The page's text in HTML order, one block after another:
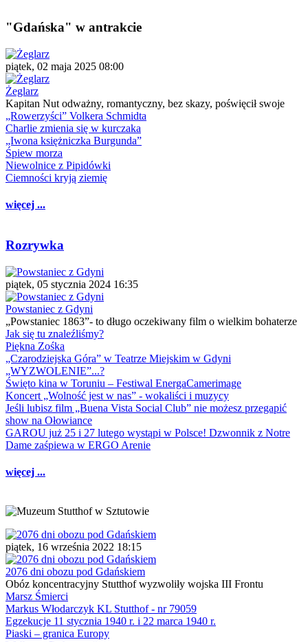
"Gdańska" w antrakcie
piątek, 02 maja 2025 08:00
Żeglarz
Kapitan Nut odważny, romantyczny, bez skazy, poświęcił swoje
„Rowerzyści” Volkera Schmidta
Charlie zmienia się w kurczaka
„Iwona księżniczka Burgunda”
Śpiew morza
Niewolnice z Pipidówki
Ciemności kryją ziemię
więcej ...
Rozrywka
piątek, 05 stycznia 2024 16:35
Powstaniec z Gdyni
„Powstaniec 1863”- to długo oczekiwany film o wielkim bohaterze
Jak się tu znaleźliśmy?
Piękna Zośka
„Czarodziejska Góra” w Teatrze Miejskim w Gdyni
„WYZWOLENIE”...?
Święto kina w Toruniu – Festiwal EnergaCamerimage
Koncert „Wolność jest w nas” - wokaliści i muzycy
Jeśli lubisz film „Buena Vista Social Club” nie możesz przegapić
show na Ołowiance
GAROU już 25 i 27 lutego wystąpi w Polsce! Dzwonnik z Notre
Dame zaśpiewa w ERGO Arenie
więcej ...
piątek, 16 września 2022 18:15
2076 dni obozu pod Gdańskiem
Obóz koncentracyjny Stutthof wyzwoliły wojska III Frontu
Marsz Śmierci
Markus Włodarczyk KL Stutthof - nr 79059
Egzekucje 11 stycznia 1940 r. i 22 marca 1940 r.
Piaski – granica Europy